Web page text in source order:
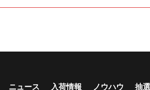
ニュース 入荷情報 ノウハウ 抽